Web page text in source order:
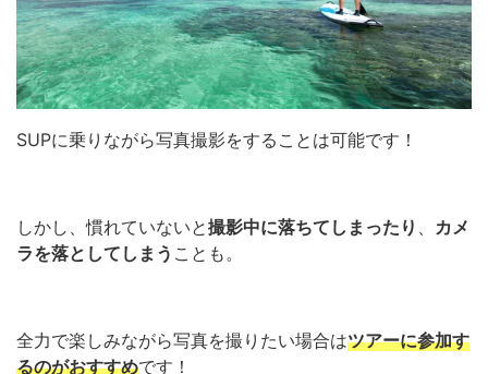
SUPに乗りながら写真撮影をすることは可能です！
しかし、慣れていないと撮影中に落ちてしまったり 、 カメ
ラを落としてしまう ことも。
全力で楽しみながら写真を撮りたい場合はツアーに参加す
るのがおすすめです！